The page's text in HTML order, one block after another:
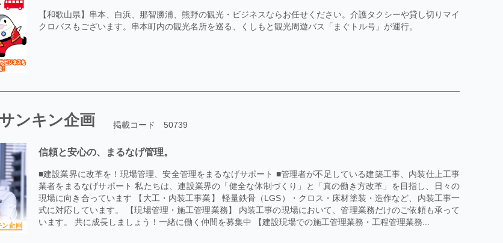
【和歌山県】串本、白浜、那智勝浦、熊野の観光・ビジネスならお任せください。介護タクシーや貸し切りマイ
クロバスもございます。串本町内の観光名所を巡る、くしもと観光周遊バス「まぐトル号」が運行。
ンキン企画 掲載コード 50739
信頼と安心の、まるなげ管理。
■建設業界に改革を！現場管理、安全管理をまるなげサポート ■管理者が不足している建築工事、内装仕上工事
業者をまるなげサポート 私たちは、連設業界の「健全な体制づくり」と「真の働き方改革」を目指し、日々の
現場に向き合っています 【大工・内装工事業】 軽量鉄骨（LGS）・クロス・床材塗装・造作など、内装工事一
式に対応しています。 【現場管理・施工管理業務】 内装工事の現場において、管理業務だけのご依頼も承って
います。 共に成長しましょう！一緒に働く仲間を募集中 【建設現場での施工管理業務・工程管理業務...